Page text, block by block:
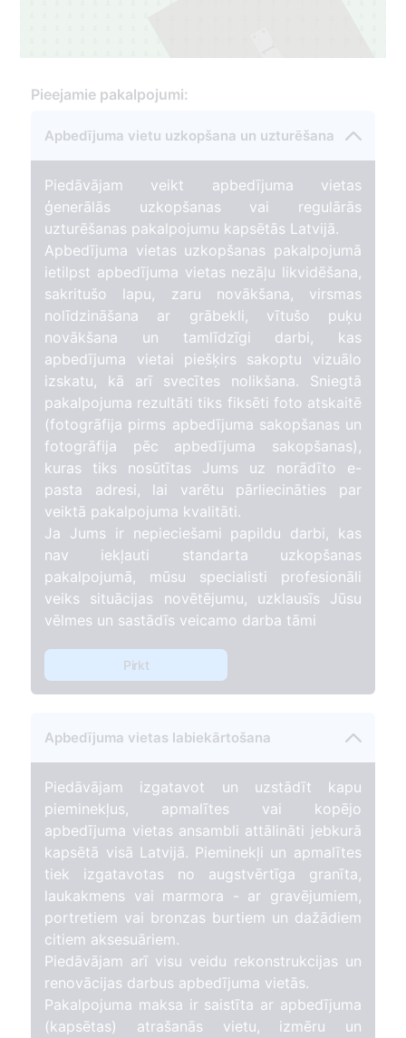
15
Pieejamie pakalpojumi:
Apbedījuma vietu uzkopšana un uzturēšana
Piedāvājam veikt apbedījuma vietas
ģenerālās uzkopšanas vai regulārās
uzturēšanas pakalpojumu kapsētās Latvijā.
Apbedījuma vietas uzkopšanas pakalpojumā
ietilpst apbedījuma vietas nezāļu likvidēšana,
sakritušo lapu, zaru novākšana, virsmas
nolīdzināšana ar grābekli, vītušo puķu
novākšana un tamlīdzīgi darbi, kas
apbedījuma vietai piešķirs sakoptu vizuālo
izskatu, kā arī svecītes nolikšana. Sniegtā
pakalpojuma rezultāti tiks fiksēti foto atskaitē
(fotogrāfija pirms apbedījuma sakopšanas un
fotogrāfija pēc apbedījuma sakopšanas),
kuras tiks nosūtītas Jums uz norādīto e-
pasta adresi, lai varētu pārliecināties par
veiktā pakalpojuma kvalitāti.
Ja Jums ir nepieciešami papildu darbi, kas
nav iekļauti standarta uzkopšanas
pakalpojumā, mūsu specialisti profesionāli
veiks situācijas novētējumu, uzklausīs Jūsu
vēlmes un sastādīs veicamo darba tāmi
Pirkt
Apbedījuma vietas labiekārtošana
Piedāvājam izgatavot un uzstādīt kapu
pieminekļus, apmalītes vai kopējo
apbedījuma vietas ansambli attālināti jebkurā
kapsētā visā Latvijā. Pieminekļi un apmalītes
tiek izgatavotas no augstvērtīga granīta,
laukakmens vai marmora - ar gravējumiem,
portretiem vai bronzas burtiem un dažādiem
citiem aksesuāriem.
Piedāvājam arī visu veidu rekonstrukcijas un
renovācijas darbus apbedījuma vietās.
Pakalpojuma maksa ir saistīta ar apbedījuma
(kapsētas) atrašanās vietu, izmēru un